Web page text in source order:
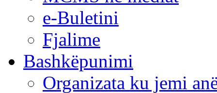
e-Buletini
Fjalime
Bashkëpunimi
Organizata ku jemi